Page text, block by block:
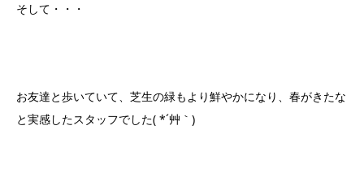
そして・・・
お友達と歩いていて、芝生の緑もより鮮やかになり、春がきたな
と実感したスタッフでした( *´艸｀)